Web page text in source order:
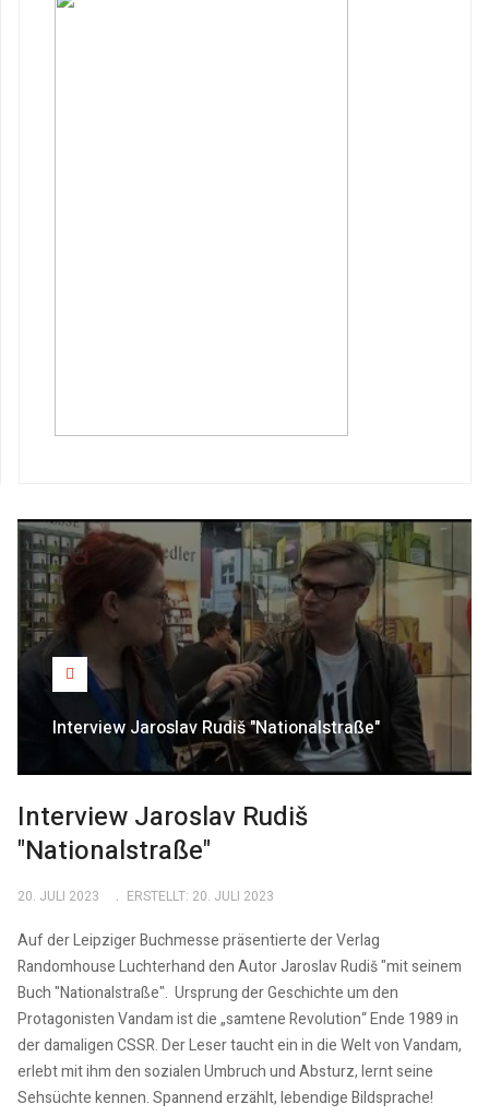
Interview Jaroslav Rudiš "Nationalstraße"
Interview Jaroslav Rudiš
"Nationalstraße"
20. JULI 2023 ERSTELLT: 20. JULI 2023
Auf der Leipziger Buchmesse präsentierte der Verlag
Randomhouse Luchterhand den Autor Jaroslav Rudiš "mit seinem
Buch "Nationalstraße". Ursprung der Geschichte um den
Protagonisten Vandam ist die „samtene Revolution“ Ende 1989 in
der damaligen CSSR. Der Leser taucht ein in die Welt von Vandam,
erlebt mit ihm den sozialen Umbruch und Absturz, lernt seine
Sehsüchte kennen. Spannend erzählt, lebendige Bildsprache!